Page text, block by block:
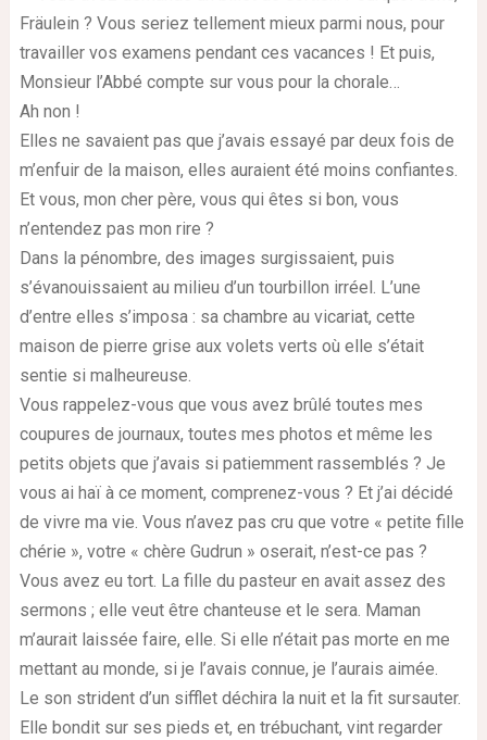
Fräulein ? Vous seriez tellement mieux parmi nous, pour
travailler vos examens pendant ces vacances ! Et puis,
Monsieur l’Abbé compte sur vous pour la chorale…
Ah non !
Elles ne savaient pas que j’avais essayé par deux fois de
m’enfuir de la maison, elles auraient été moins confiantes.
Et vous, mon cher père, vous qui êtes si bon, vous
n’entendez pas mon rire ?
Dans la pénombre, des images surgissaient, puis
s’évanouissaient au milieu d’un tourbillon irréel. L’une
d’entre elles s’imposa : sa chambre au vicariat, cette
maison de pierre grise aux volets verts où elle s’était
sentie si malheureuse.
Vous rappelez-vous que vous avez brûlé toutes mes
coupures de journaux, toutes mes photos et même les
petits objets que j’avais si patiemment rassemblés ? Je
vous ai haï à ce moment, comprenez-vous ? Et j’ai décidé
de vivre ma vie. Vous n’avez pas cru que votre « petite fille
chérie », votre « chère Gudrun » oserait, n’est-ce pas ?
Vous avez eu tort. La fille du pasteur en avait assez des
sermons ; elle veut être chanteuse et le sera. Maman
m’aurait laissée faire, elle. Si elle n’était pas morte en me
mettant au monde, si je l’avais connue, je l’aurais aimée.
Le son strident d’un sifflet déchira la nuit et la fit sursauter.
Elle bondit sur ses pieds et, en trébuchant, vint regarder